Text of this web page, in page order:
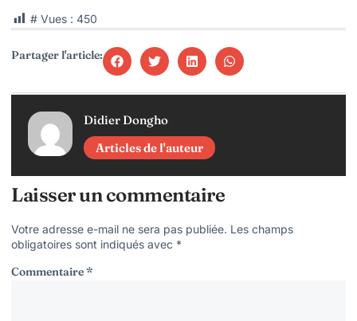
# Vues : 450
Partager l'article:
Didier Dongho
Articles de l'auteur
Laisser un commentaire
Votre adresse e-mail ne sera pas publiée. Les champs
obligatoires sont indiqués avec *
Commentaire*